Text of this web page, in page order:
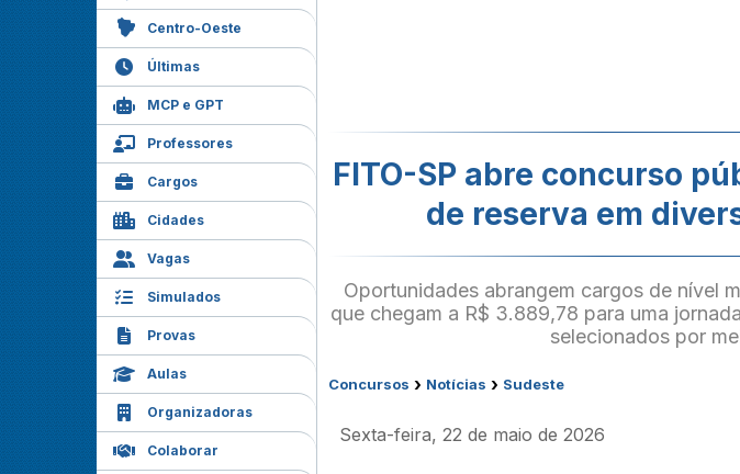
Centro-Oeste
Últimas
MCP e GPT
Professores
Cargos
Cidades
Vagas
Simulados
Provas
Aulas
Organizadoras
Colaborar
FITO-SP abre concurso
de reserva em
Oportunidades abrangem cargos de nível
que chegam a R$ 3.889,78 para uma
selecionados por
Concursos › Notícias › Sudeste
Sexta-feira, 22 de maio de 2026